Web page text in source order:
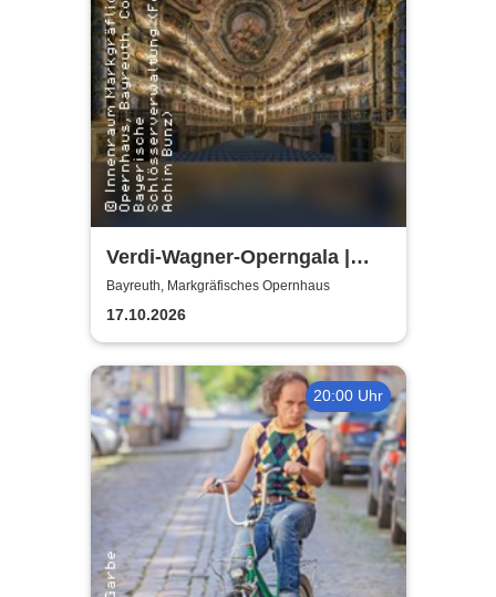
Verdi-Wagner-Operngala |
Thüringen Philharmonie
Gotha-Eisenach
Bayreuth, Markgräfisches Opernhaus
17.10.2026
20:00 Uhr